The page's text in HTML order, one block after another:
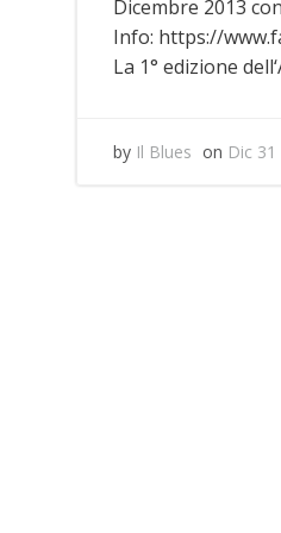
Dicembre 2013
Info: https://
La 1° edizione
by Il Blues on Dic 31